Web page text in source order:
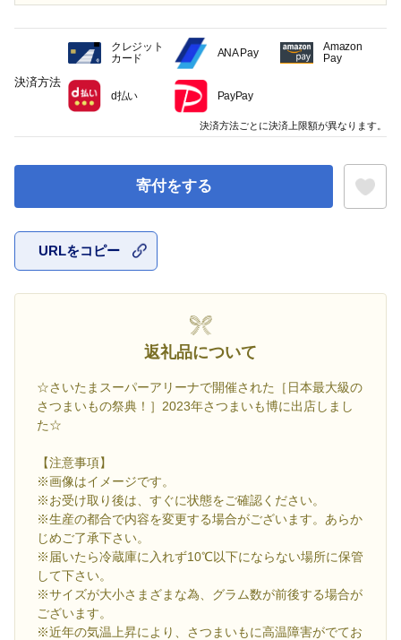
寄付をする
URLをコピー
返礼品について
☆さいたまスーパーアリーナで開催された［日本最大級の
さつまいもの祭典！］2023年さつまいも博に出店しまし
た☆
【注意事項】
※画像はイメージです。
※お受け取り後は、すぐに状態をご確認ください。
※生産の都合で内容を変更する場合がございます。あらか
じめご了承下さい。
※届いたら冷蔵庫に入れず10℃以下にならない場所に保管
して下さい。
※サイズが大小さまざまな為、グラム数が前後する場合が
ございます。
※近年の気温上昇により、さつまいもに高温障害がでてお
決済方法
クレジット
カード
ANA Pay
Amazon
Pay
d払い PayPay
決済方法ごとに決済上限額が異なります。